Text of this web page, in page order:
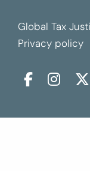
Global Tax
Privacy policy